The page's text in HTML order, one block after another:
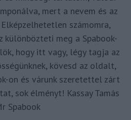
mert a nevem és az
számomra,
különbözteti meg a Spabook-
hogy itt vagy, légy tagja az
kövesd az oldalt,
on és várunk szeretettel zárt
sok élményt! Kassay Tamás
Spabook